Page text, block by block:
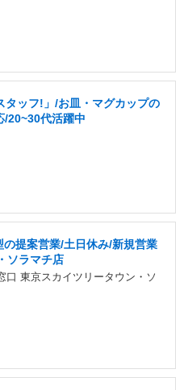
タッフ!」/お皿・マグカップの
/20~30代活躍中
提案営業/土日休み/新規営業
ソラマチ店
口 東京スカイツリータウン・ソ